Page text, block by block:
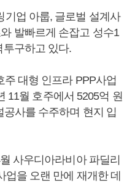
기업 아룹, 글로벌 설계사
발빠르게 손잡고 성수1
구하고 있다.
주 대형 인프라 PPP사업
11월 호주에서 5205억 원
사를 수주하며 현지 입
사우디아라비아 파딜리
업을 오랜 만에 재개한 데